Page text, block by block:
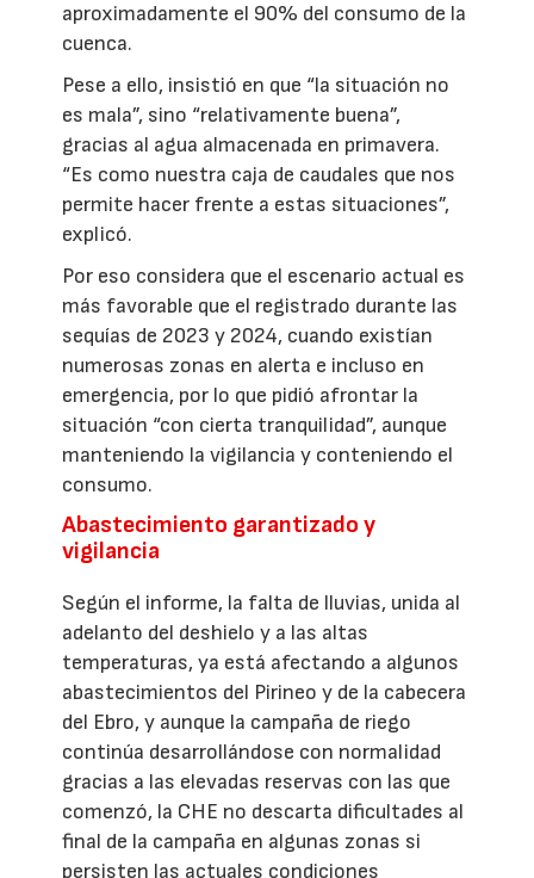
aproximadamente el 90% del consumo de la
cuenca.
Pese a ello, insistió en que “la situación no
es mala”, sino “relativamente buena”,
gracias al agua almacenada en primavera.
“Es como nuestra caja de caudales que nos
permite hacer frente a estas situaciones”,
explicó.
Por eso considera que el escenario actual es
más favorable que el registrado durante las
sequías de 2023 y 2024, cuando existían
numerosas zonas en alerta e incluso en
emergencia, por lo que pidió afrontar la
situación “con cierta tranquilidad”, aunque
manteniendo la vigilancia y conteniendo el
consumo.
Abastecimiento garantizado y
vigilancia
Según el informe, la falta de lluvias, unida al
adelanto del deshielo y a las altas
temperaturas, ya está afectando a algunos
abastecimientos del Pirineo y de la cabecera
del Ebro, y aunque la campaña de riego
continúa desarrollándose con normalidad
gracias a las elevadas reservas con las que
comenzó, la CHE no descarta dificultades al
final de la campaña en algunas zonas si
persisten las actuales condiciones